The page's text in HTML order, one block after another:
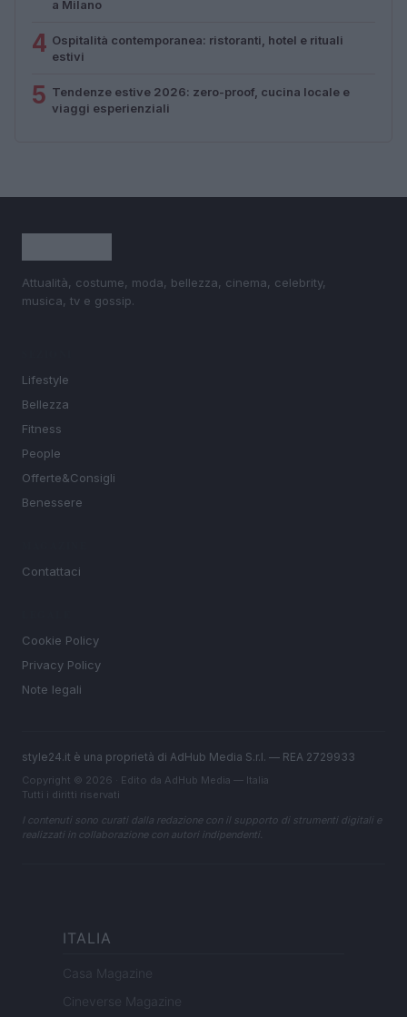
a Milano
4 Ospitalità contemporanea: ristoranti, hotel e rituali
estivi
5 Tendenze estive 2026: zero-proof, cucina locale e
viaggi esperienziali
Attualità, costume, moda, bellezza, cinema, celebrity,
musica, tv e gossip.
Lifestyle
Bellezza
Fitness
People
Offerte&Consigli
Benessere
Contattaci
Cookie Policy
Privacy Policy
Note legali
style24.it è una proprietà di AdHub Media S.r.l. — REA 2729933
Copyright © 2026 · Edito da AdHub Media — Italia
Tutti i diritti riservati
I contenuti sono curati dalla redazione con il supporto di strumenti digitali e
realizzati in collaborazione con autori indipendenti.
ITALIA
Casa Magazine
Cineverse Magazine